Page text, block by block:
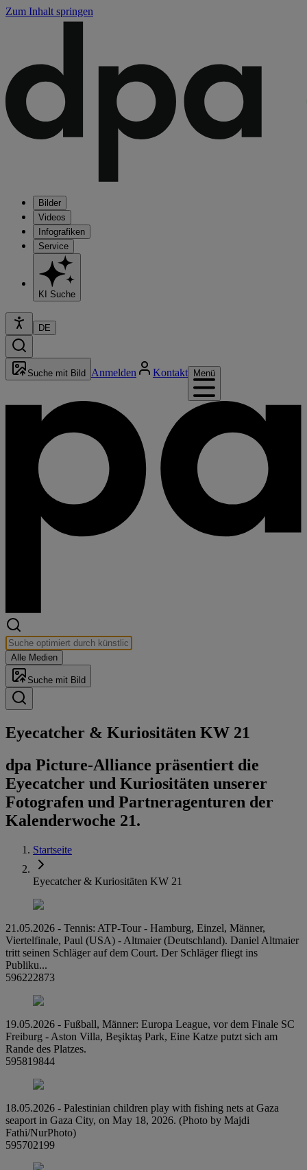
Zum Inhalt springen
Bilder
Videos
Infografiken
Service
KI Suche
DE
Suche mit Bild Anmelden Kontakt Menü
Alle Medien
Suche mit Bild
Eye­cat­cher & Ku­rio­si­tä­ten KW 21
dpa Picture-Alliance präsentiert die
Eyecatcher und Kuriositäten unserer
Fotografen und Partneragenturen der
Kalenderwoche 21.
Startseite
Eyecatcher & Kuriositäten KW 21
21.05.2026 - Tennis: ATP-Tour - Hamburg, Einzel, Männer,
Viertelfinale, Paul (USA) - Altmaier (Deutschland). Daniel Altmaier
tritt seinen Schläger auf dem Court. Der Schläger fliegt ins
Publiku...
596222873
19.05.2026 - Fußball, Männer: Europa League, vor dem Finale SC
Freiburg - Aston Villa, Beşiktaş Park, Eine Katze putzt sich am
Rande des Platzes.
595819844
18.05.2026 - Palestinian children play with fishing nets at Gaza
seaport in Gaza City, on May 18, 2026. (Photo by Majdi
Fathi/NurPhoto)
595702199